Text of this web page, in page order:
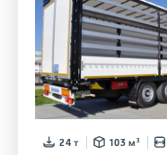
24 т 103 м³